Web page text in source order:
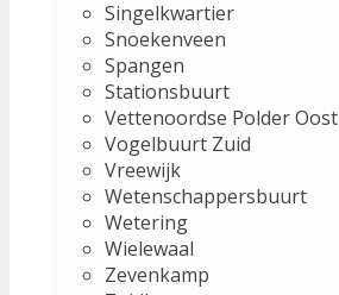
Singelkwartier
Snoekenveen
Spangen
Stationsbuurt
Vettenoordse Polder Oost
Vogelbuurt Zuid
Vreewijk
Wetenschappersbuurt
Wetering
Wielewaal
Zevenkamp